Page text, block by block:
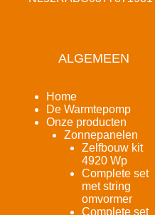
ALGEMEEN
Home
De Warmtepomp
Onze producten
Zonnepanelen
Zelfbouw kit
4920 Wp
Complete set
met string
omvormer
Complete set